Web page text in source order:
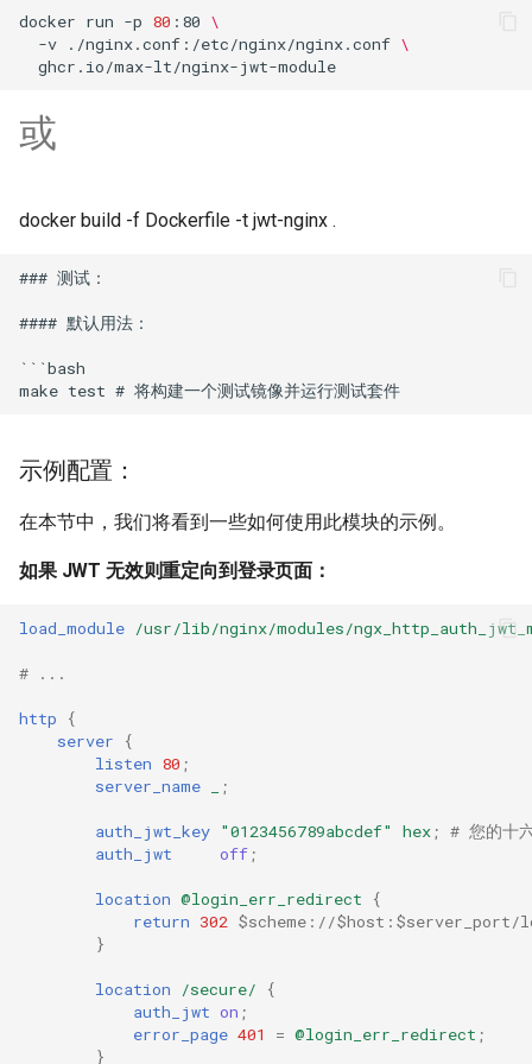
test
timer
tlc
upstream-healthcheck
uuid
validation
weauth
websocket-proxy
websocket
worker-events
docker run -p 80 :80 \
-v
./nginx.conf:/etc/nginx/nginx.conf \
或
docker build -f Dockerfile -t jwt-nginx .
### 测试：
#### 默认用法：
```bash
示例配置：
在本节中，我们将看到一些如何使用此模块的示例。
如果 JWT 无效则重定向到登录页面：
load_module /usr/lib/nginx/modules/
# ...
http
{
server
{
listen 80 ;
server_name
;
auth_jwt_key "0123456789abcdef" hex ; # 您的十
auth_jwt
off ;
location @login_err_redirect
{
return 302 $scheme://
}
location /secure/
{
auth_jwt on ;
error_page 401 = @login_err_redirect ;
}